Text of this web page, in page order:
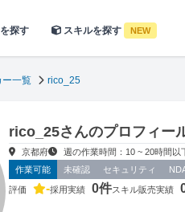
探す スキルを探す NEW
ー一覧 rico_25
rico_25さんのプロフィー
京都府 週の作業時間：10 ~ 20時間以
作業可能
未確認 セキュリティ
評価 -採用実績 0件スキル販売実績